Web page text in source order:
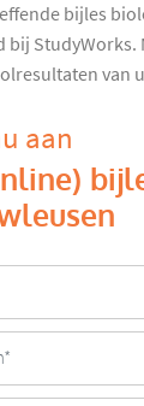
bijles
bij StudyWorks.
van
aan